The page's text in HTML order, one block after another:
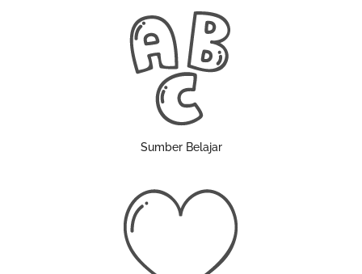
Sumber Belajar